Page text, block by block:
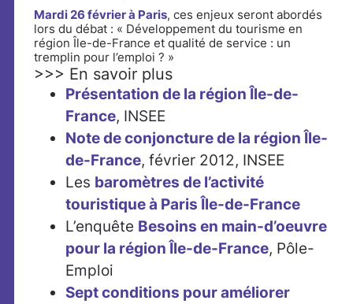
Mardi 26 février à Paris, ces enjeux seront abordés
lors du débat : « Développement du tourisme en
région Île-de-France et qualité de service : un
tremplin pour l’emploi ? »
>>> En savoir plus
Présentation de la région Île-de-
France, INSEE
Note de conjoncture de la région Île-
de-France, février 2012, INSEE
Les baromètres de l’activité
touristique à Paris Île-de-France
L’enquête Besoins en main-d’oeuvre
pour la région Île-de-France, Pôle-
Emploi
Sept conditions pour améliorer